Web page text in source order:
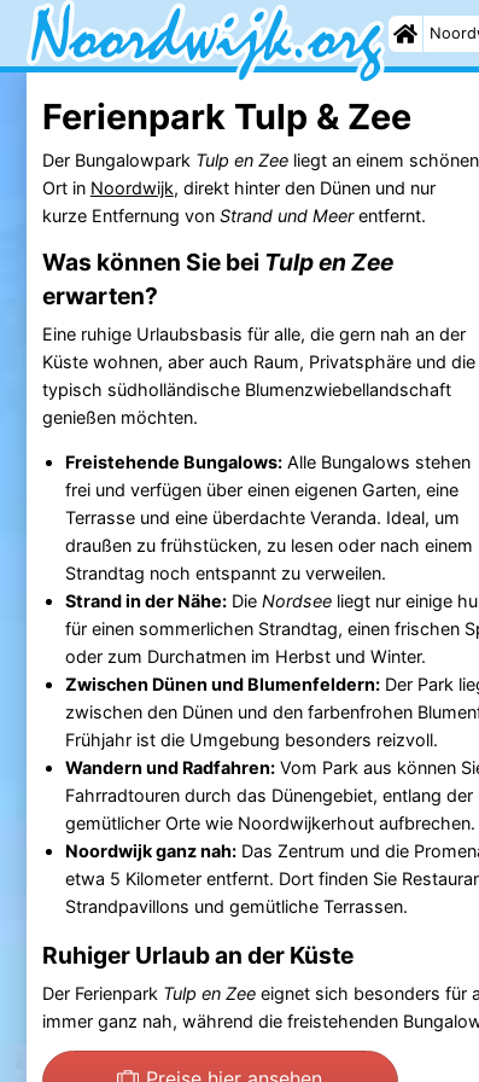
Ferienpark Tulp & Zee
Der Bungalowpark Tulp en Zeeliegt an einem schönen
Ort in Noordwijk, direkt hinter den Dünen und nur
kurze Entfernung von Strand und Meerentfernt.
Was können Sie bei Tulp en Zee
erwarten?
Eine ruhige Urlaubsbasis für alle, die gern nah an der
Küste wohnen, aber auch Raum, Privatsphäre und die
typisch südholländische Blumenzwiebellandschaft
genießen möchten.
Freistehende Bungalows:Alle Bungalows stehen
frei und verfügen über einen eigenen Garten, eine
Terrasse und eine überdachte Veranda. Ideal, um
draußen zu frühstücken, zu lesen oder nach einem
Strandtag noch entspannt zu verweilen.
Strand in der Nähe:Die Nordseeliegt nur einige
für einen sommerlichen Strandtag, einen frischen
oder zum Durchatmen im Herbst und Winter.
Zwischen Dünen und Blumenfeldern:Der Park
zwischen den Dünen und den farbenfrohen
Frühjahr ist die Umgebung besonders reizvoll.
Wandern und Radfahren:Vom Park aus können
Fahrradtouren durch das Dünengebiet, entlang
gemütlicher Orte wie Noordwijkerhout aufbrechen.
Noordwijk ganz nah:Das Zentrum und die
etwa 5 Kilometer entfernt. Dort finden Sie
Strandpavillons und gemütliche Terrassen.
Ruhiger Urlaub an der Küste
Der Ferienpark Tulp en Zeeeignet sich besonders für
immer ganz nah, während die freistehenden